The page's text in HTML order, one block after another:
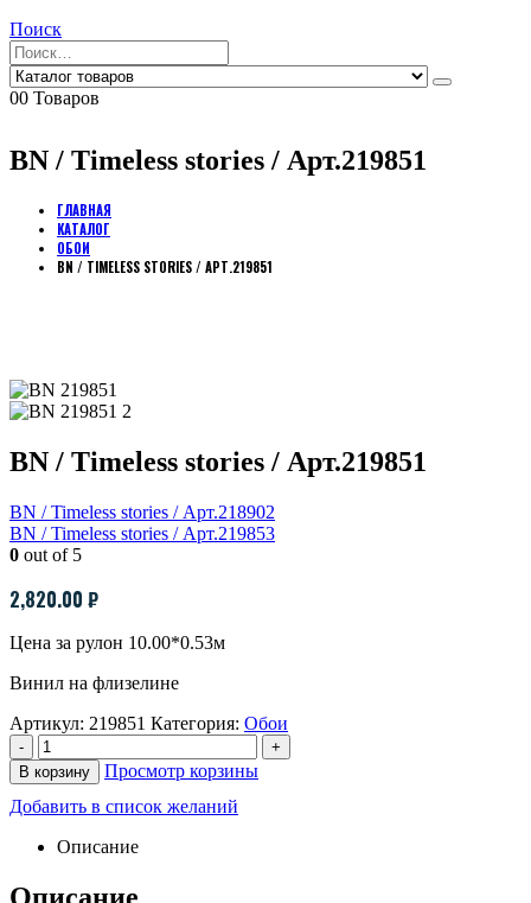
Поиск
00 Товаров
BN / Timeless stories / Арт.219851
ГЛАВНАЯ
КАТАЛОГ
ОБОИ
BN / TIMELESS STORIES / АРТ.219851
BN / Timeless stories / Арт.219851
BN / Timeless stories / Арт.218902
BN / Timeless stories / Арт.219853
0 out of 5
2,820.00 ₽
Цена за рулон 10.00*0.53м
Винил на флизелине
Артикул: 219851 Категория: Обои
-
+
В корзину
Просмотр корзины
Добавить в список желаний
Описание
Описание